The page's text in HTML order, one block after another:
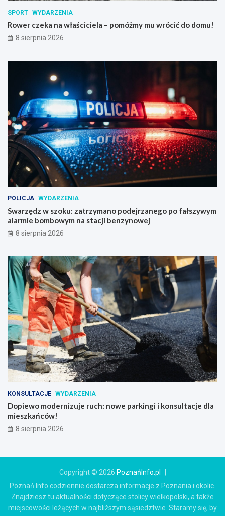
SPORT WYDARZENIA
Rower czeka na właściciela – pomóżmy mu wrócić do domu!
8 sierpnia 2026
POLICJA WYDARZENIA
Swarzędz w szoku: zatrzymano podejrzanego po fałszywym
alarmie bombowym na stacji benzynowej
8 sierpnia 2026
KONSULTACJE WYDARZENIA
Dopiewo modernizuje ruch: nowe parkingi i konsultacje dla
mieszkańców!
8 sierpnia 2026
Copyright © 2026 PoznańInfo.pl
Poznań Info codziennie dostarcza informacje z Poznania i okolic.
Znajdziesz tu aktualności dotyczące stolicy wielkopolski, a także
miejscowości leżących w najbliższym sąsiedztwie. Staramy się, by